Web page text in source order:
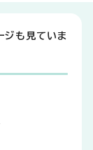
ジも見ていま